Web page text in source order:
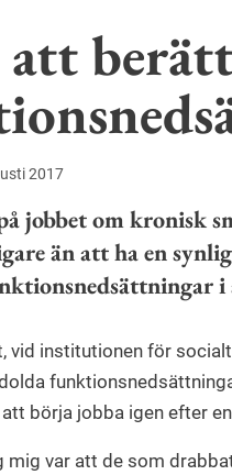
att
2017
jobbet om kronisk
än att ha en
i
vid institutionen för
börja jobba igen efter
mig var att de som